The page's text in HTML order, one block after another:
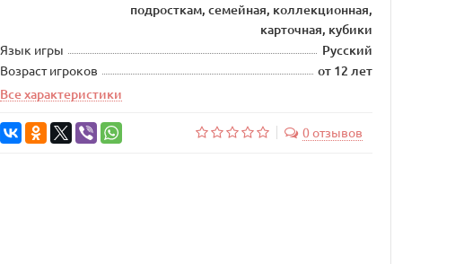
подросткам, семейная, коллекционная,
карточная, кубики
Язык игры Русский
Возраст игроков
от 12 лет
Все характеристики
0 отзывов